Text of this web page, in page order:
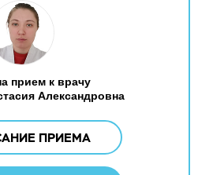
прием к врачу
Александровна
ПРИЕМА